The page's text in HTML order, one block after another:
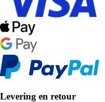
Levering en retour